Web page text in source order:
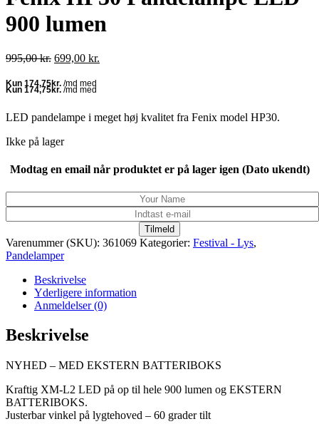
900 lumen
995,00kr. Den
pris
var:
699,00 kr.
LED pandelampe i meget høj kvalitet fra Fenix model HP30.
Ikke på lager
Modtag en email når produktet er på lager igen (Dato ukendt)
Tilmeld
Varenummer (SKU): 361069 Kategorier: Festival - Lys,
Pandelamper
Beskrivelse
Yderligere information
Anmeldelser (0)
Beskrivelse
NYHED – MED EKSTERN BATTERIBOKS
Kraftig XM-L2 LED på op til hele 900 lumen og EKSTERN
BATTERIBOKS.
Justerbar vinkel på lygtehoved – 60 grader tilt